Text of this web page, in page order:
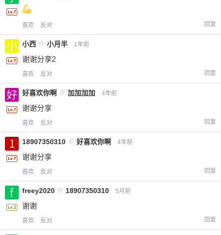
喜欢 反对 回复
小西 @ 小月半 1年前
谢谢分享2
喜欢 反对 回复
好喜欢你啊 @ 加加加加 4年前
谢谢分享
喜欢 反对 回复
18907350310 @ 好喜欢你啊 4年前
谢谢分享
喜欢 反对 回复
freey2020 @ 18907350310 5月前
谢谢
喜欢 反对 回复